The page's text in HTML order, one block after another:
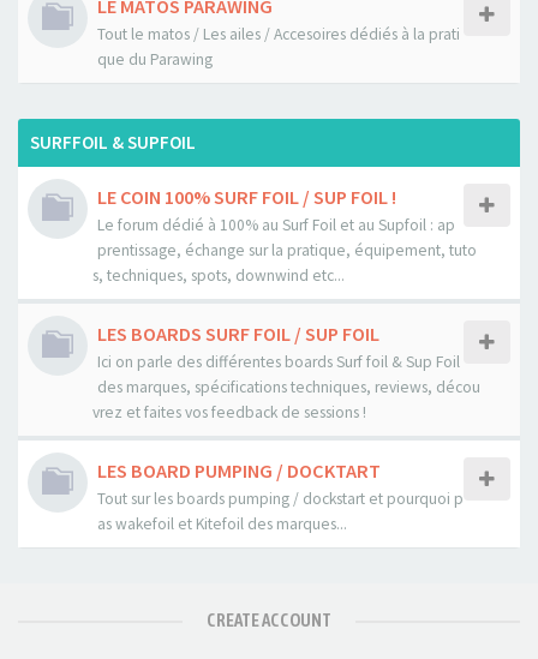
LE MATOS PARAWING
Tout le matos / Les ailes / Accesoires dédiés à la prati
que du Parawing
SURFFOIL & SUPFOIL
LE COIN 100% SURF FOIL / SUP FOIL !
Le forum dédié à 100% au Surf Foil et au Supfoil : ap
prentissage, échange sur la pratique, équipement, tuto
s, techniques, spots, downwind etc...
LES BOARDS SURF FOIL / SUP FOIL
Ici on parle des différentes boards Surf foil & Sup Foil
des marques, spécifications techniques, reviews, décou
vrez et faites vos feedback de sessions !
LES BOARD PUMPING / DOCKTART
Tout sur les boards pumping / dockstart et pourquoi p
as wakefoil et Kitefoil des marques...
CREATE ACCOUNT